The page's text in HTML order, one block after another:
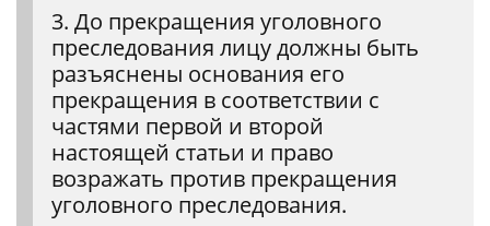
3. До прекращения уголовного
преследования лицу должны быть
разъяснены основания его
прекращения в соответствии с
частями первой и второй
настоящей статьи и право
возражать против прекращения
уголовного преследования.